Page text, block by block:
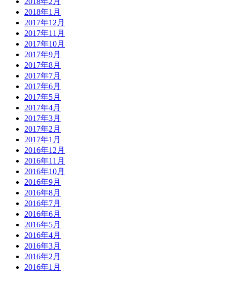
2018年1月
2017年12月
2017年11月
2017年10月
2017年9月
2017年8月
2017年7月
2017年6月
2017年5月
2017年4月
2017年3月
2017年2月
2017年1月
2016年12月
2016年11月
2016年10月
2016年9月
2016年8月
2016年7月
2016年6月
2016年5月
2016年4月
2016年3月
2016年2月
2016年1月